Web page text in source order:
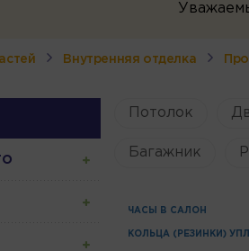
Внутренняя отделка
Потолок
Багажник
ЧАСЫ В САЛОН
КОЛЬЦА (РЕЗИНКИ)